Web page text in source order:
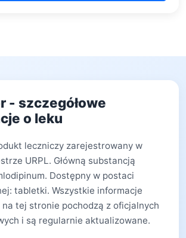
- szczegółowe
o leku
leczniczy zarejestrowany w
URPL. Główną substancją
Dostępny w postaci
tabletki. Wszystkie informacje
tej stronie pochodzą z oficjalnych
i są regularnie aktualizowane.